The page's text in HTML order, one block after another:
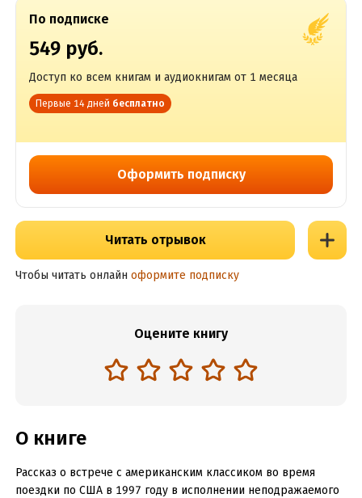
По подписке
549 руб.
Доступ ко всем книгам и аудиокнигам от 1 месяца
Первые 14 дней бесплатно
Оформить подписку
Читать отрывок
Чтобы читать онлайн оформите подписку
Оцените книгу
О книге
Рассказ о встрече с американским классиком во время
поездки по США в 1997 году в исполнении неподражаемого